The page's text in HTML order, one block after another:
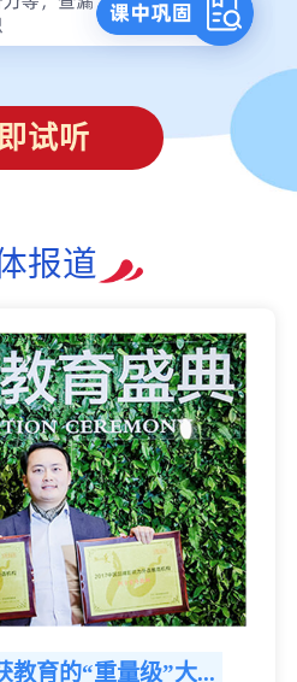
试听
报道
教育的“重量级”大...